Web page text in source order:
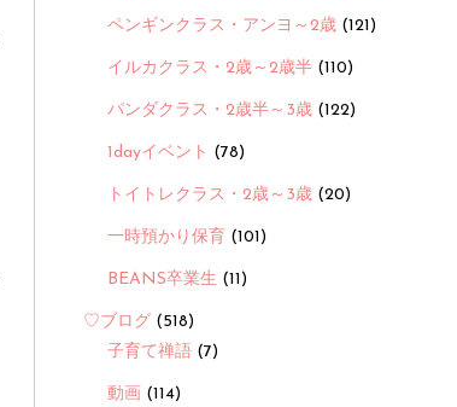
ペンギンクラス・アンヨ～2歳 (121)
イルカクラス・2歳～2歳半 (110)
パンダクラス・2歳半～3歳 (122)
1dayイベント (78)
トイトレクラス・2歳～3歳 (20)
一時預かり保育 (101)
BEANS卒業生 (11)
♡ブログ (518)
子育て禅語 (7)
動画 (114)